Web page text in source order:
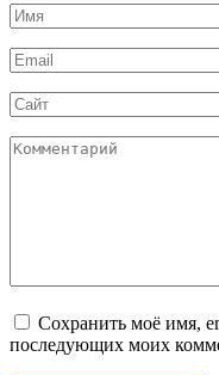
Имя
*
Email
*
Сайт
Комментарий
Сохранить моё имя,
последующих моих